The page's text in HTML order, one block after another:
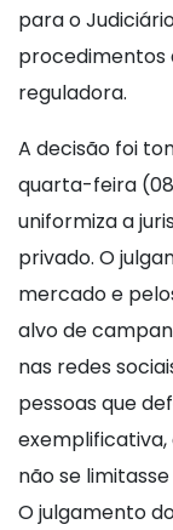
para o
procedimentos
reguladora.
A decisão foi
quarta-feira
uniformiza a
privado. O
mercado e
alvo de
nas redes
pessoas que
não se
O julgamento